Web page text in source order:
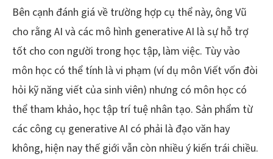
Bên cạnh đánh giá về trường hợp cụ thể này, ông Vũ
cho rằng AI và các mô hình generative AI là sự hỗ trợ
tốt cho con người trong học tập, làm việc. Tùy vào
môn học có thể tính là vi phạm (ví dụ môn Viết vốn đòi
hỏi kỹ năng viết của sinh viên) nhưng có môn học có
thể tham khảo, học tập trí tuệ nhân tạo. Sản phẩm từ
các công cụ generative AI có phải là đạo văn hay
không, hiện nay thế giới vẫn còn nhiều ý kiến trái chiều.